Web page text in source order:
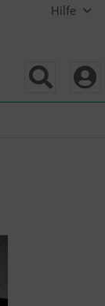
Hilfe